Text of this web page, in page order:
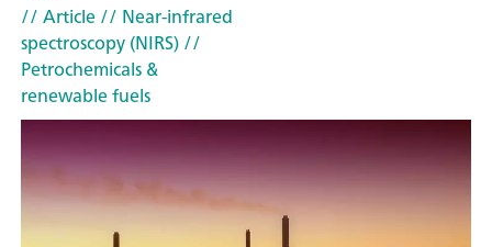
// Article// Near-infrared
spectroscopy (NIRS)//
Petrochemicals &
renewable fuels